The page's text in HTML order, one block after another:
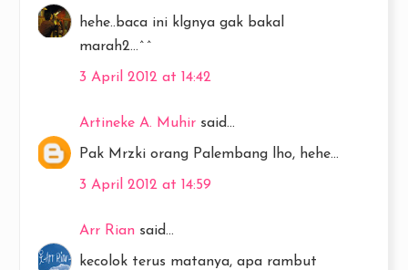
hehe..baca ini klgnya gak bakal
marah2...^^
3 April 2012 at 14:42
Artineke A. Muhir said...
Pak Mrzki orang Palembang lho, hehe...
3 April 2012 at 14:59
Arr Rian said...
kecolok terus matanya, apa rambut